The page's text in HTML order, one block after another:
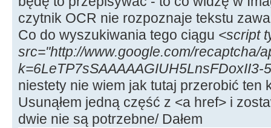
czytnik OCR nie rozpoznaje tekstu
Co do wyszukiwania tego ciągu <script
src="http://www.google.com/recaptcha/
k=6LeTP7sSAAAAAGIUH5LnsFDoxII3-
niestety nie wiem jak tutaj przerobić ten
Usunąłem jedną część z <a href> i
dwie nie są potrzebne/ Dałem